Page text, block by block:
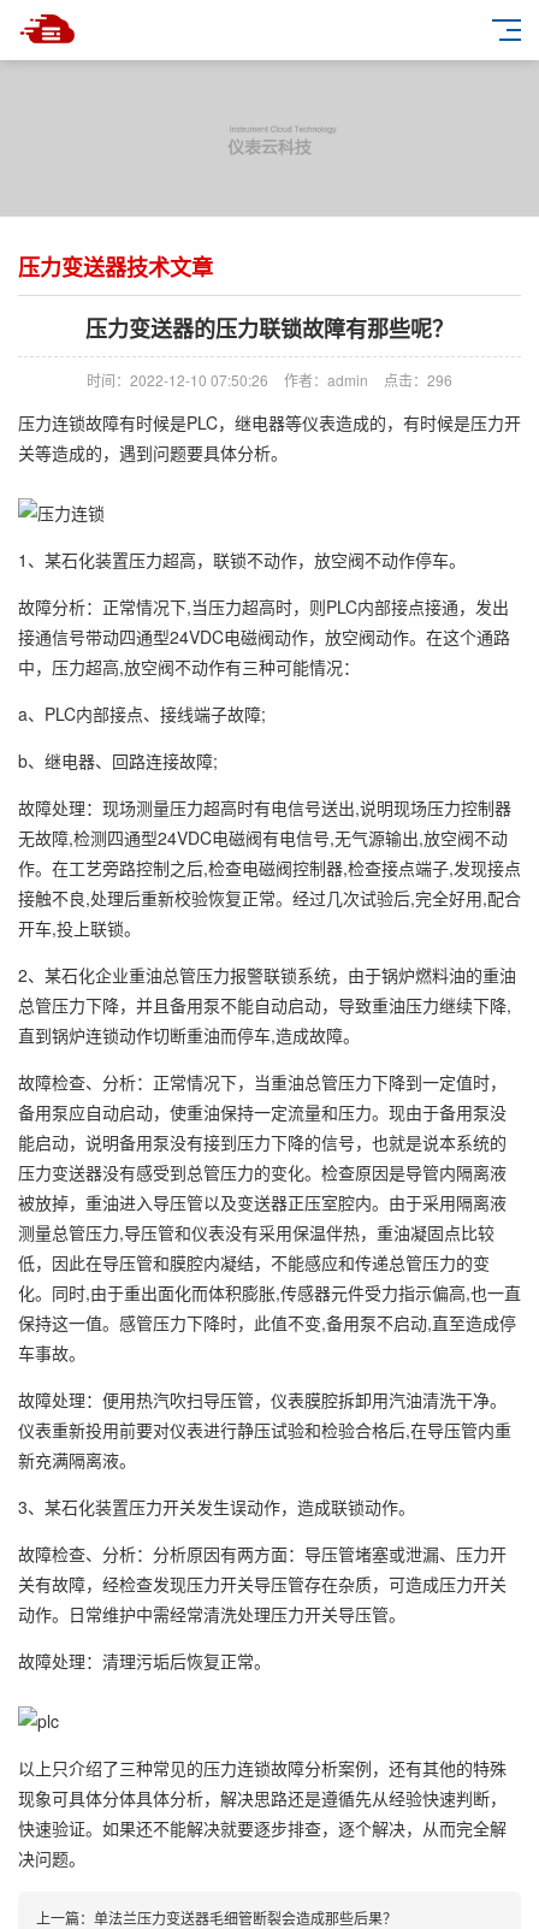
压力变送器技术文章
压力变送器的压力联锁故障有那些呢？
时间：2022-12-10 07:50:26 作者：admin 点击： 296
压力连锁故障有时候是PLC，继电器等仪表造成的，有时候是压力开
关等造成的，遇到问题要具体分析。
1、某石化装置压力超高，联锁不动作，放空阀不动作停车。
故障分析：正常情况下,当压力超高时，则PLC内部接点接通，发出
接通信号带动四通型24VDC电磁阀动作，放空阀动作。在这个通路
中，压力超高,放空阀不动作有三种可能情况：
a、PLC内部接点、接线端子故障;
b、继电器、回路连接故障;
故障处理：现场测量压力超高时有电信号送出,说明现场压力控制器
无故障,检测四通型24VDC电磁阀有电信号,无气源输出,放空阀不动
作。在工艺旁路控制之后,检查电磁阀控制器,检查接点端子,发现接点
接触不良,处理后重新校验恢复正常。经过几次试验后,完全好用,配合
开车,投上联锁。
2、某石化企业重油总管压力报警联锁系统，由于锅炉燃料油的重油
总管压力下降，并且备用泵不能自动启动，导致重油压力继续下降,
直到锅炉连锁动作切断重油而停车,造成故障。
故障检查、分析：正常情况下，当重油总管压力下降到一定值时，
备用泵应自动启动，使重油保持一定流量和压力。现由于备用泵没
能启动，说明备用泵没有接到压力下降的信号，也就是说本系统的
压力变送器没有感受到总管压力的变化。检查原因是导管内隔离液
被放掉，重油进入导压管以及变送器正压室腔内。由于采用隔离液
测量总管压力,导压管和仪表没有采用保温伴热，重油凝固点比较
低，因此在导压管和膜腔内凝结，不能感应和传递总管压力的变
化。同时,由于重出面化而体积膨胀,传感器元件受力指示偏高,也一直
保持这一值。感管压力下降时，此值不变,备用泵不启动,直至造成停
车事故。
故障处理：便用热汽吹扫导压管，仪表膜腔拆卸用汽油清洗干净。
仪表重新投用前要对仪表进行静压试验和检验合格后,在导压管内重
新充满隔离液。
3、某石化装置压力开关发生误动作，造成联锁动作。
故障检查、分析：分析原因有两方面：导压管堵塞或泄漏、压力开
关有故障，经检查发现压力开关导压管存在杂质，可造成压力开关
动作。日常维护中需经常清洗处理压力开关导压管。
故障处理：清理污垢后恢复正常。
以上只介绍了三种常见的压力连锁故障分析案例，还有其他的特殊
现象可具体分体具体分析，解决思路还是遵循先从经验快速判断，
快速验证。如果还不能解决就要逐步排查，逐个解决，从而完全解
决问题。
上一篇： 单法兰压力变送器毛细管断裂会造成那些后果？